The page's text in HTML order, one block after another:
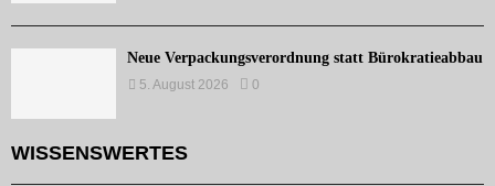
Neue Verpackungsverordnung statt Bürokratieabbau
5. August 2026 0
WISSENSWERTES